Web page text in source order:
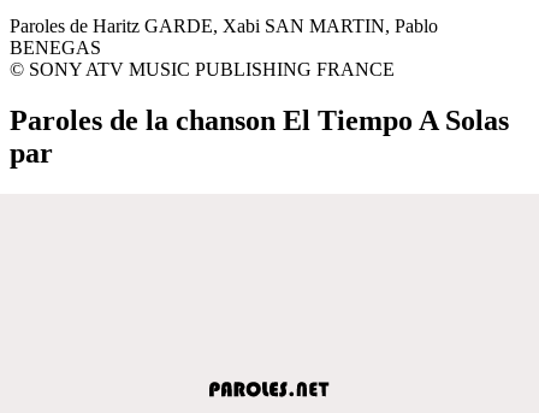
Paroles de Haritz GARDE, Xabi SAN MARTIN, Pablo
BENEGAS
© SONY ATV MUSIC PUBLISHING FRANCE
Paroles de la chanson El Tiempo A Solas
par